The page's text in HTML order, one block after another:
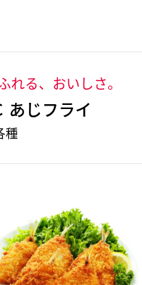
れる、おいしさ。
あじフライ
種